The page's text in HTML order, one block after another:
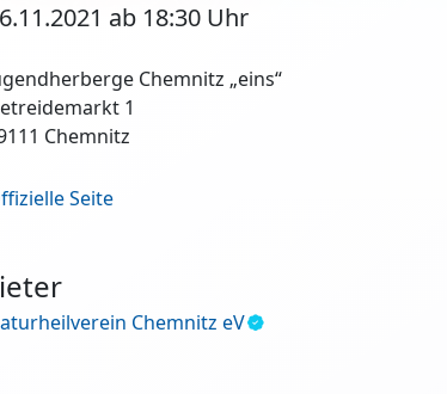
ab 18:30 Uhr
Chemnitz „eins“
1
Chemnitz
Seite
Chemnitz eV